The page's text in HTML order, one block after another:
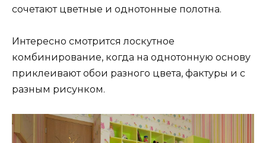
сочетают цветные и однотонные полотна.
Интересно смотрится лоскутное
комбинирование, когда на однотонную основу
приклеивают обои разного цвета, фактуры и с
разным рисунком.